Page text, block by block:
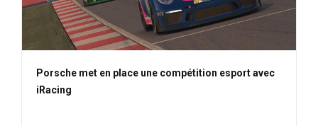
Porsche met en place une compétition esport avec
iRacing